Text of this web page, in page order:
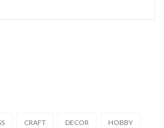
CRAFT DECOR HOBBY